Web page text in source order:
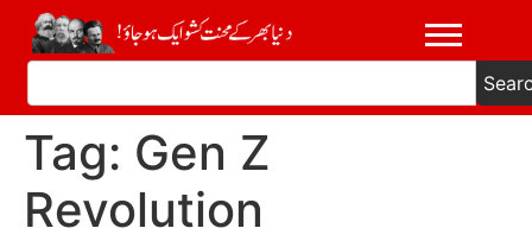
Tag: Gen Z
Revolution